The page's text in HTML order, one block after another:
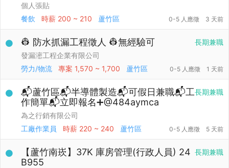
個人張貼
餐飲
時薪 200 ~ 210 蘆竹區 0-5 人應徵 3 天前
長期兼職
👷 防水抓漏工程徵人 👷無經驗可
發漏滵工程企業有限公司
勞力/物流
專案 1,570 ~ 1,700 蘆竹區 0-5 人應徵 1 天前
長期兼職
📬蘆竹區📬半導體製造📬可假日兼職📬工
作簡單📬立即報名➕@484aymca
為之行銷有限公司
工廠作業員
時薪 220 ~ 240 蘆竹區 0-5 人應徵 5 天前
長期兼職
【蘆竹南崁】37K 庫房管理(行政人員) 24
B955